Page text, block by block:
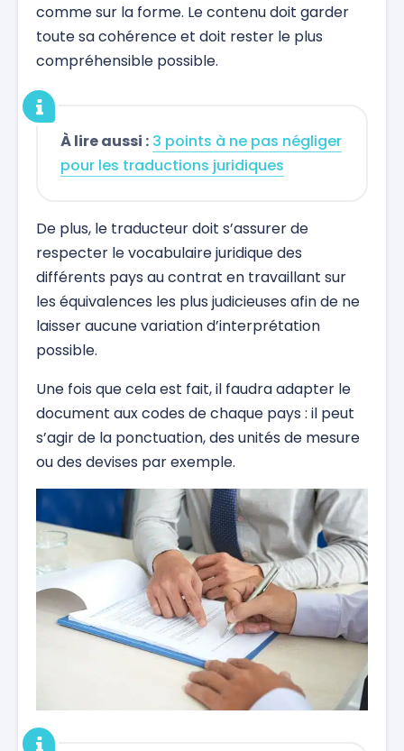
comme sur la forme. Le contenu doit garder
toute sa cohérence et doit rester le plus
compréhensible possible.
À lire aussi : 3 points à ne pas négliger
pour les traductions juridiques
De plus, le traducteur doit s’assurer de
respecter le vocabulaire juridique des
différents pays au contrat en travaillant sur
les équivalences les plus judicieuses afin de ne
laisser aucune variation d’interprétation
possible.
Une fois que cela est fait, il faudra adapter le
document aux codes de chaque pays : il peut
s’agir de la ponctuation, des unités de mesure
ou des devises par exemple.